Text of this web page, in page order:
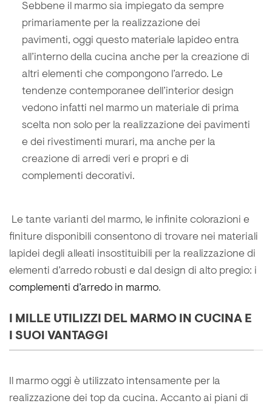
Sebbene il marmo sia impiegato da sempre
primariamente per la realizzazione dei
pavimenti, oggi questo materiale lapideo entra
all’interno della cucina anche per la creazione di
altri elementi che compongono l’arredo. Le
tendenze contemporanee dell’interior design
vedono infatti nel marmo un materiale di prima
scelta non solo per la realizzazione dei pavimenti
e dei rivestimenti murari, ma anche per la
creazione di arredi veri e propri e di
complementi decorativi.
Le tante varianti del marmo, le infinite colorazioni e
finiture disponibili consentono di trovare nei materiali
lapidei degli alleati insostituibili per la realizzazione di
elementi d’arredo robusti e dal design di alto pregio: i
complementi d’arredo in marmo.
I MILLE UTILIZZI DEL MARMO IN CUCINA E
I SUOI VANTAGGI
Il marmo oggi è utilizzato intensamente per la
realizzazione dei top da cucina. Accanto ai piani di